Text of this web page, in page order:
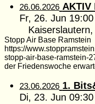
26.06.2026 AKTIV
Fr, 26. Jun
Kaiserslautern,
Stopp Air Base Ramstein
https://
stopp-air-base-ramstein-
der Friedenswoche
23.06.2026 1.
Di, 23. Jun